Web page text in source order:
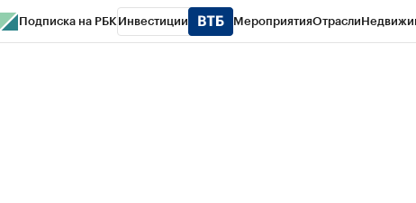
Подписка на РБК Инвестиции МероприятияОтрасли